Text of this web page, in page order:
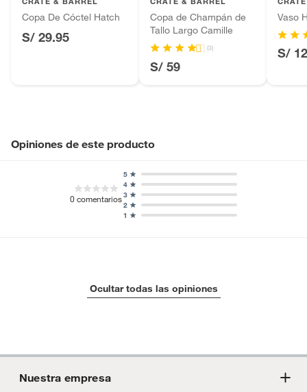
Baterías de auto.
Motocicletas y bicicletas motorizadas.
Licores y cigarros electrónicos.
Copa De Cóctel Hatch
S/ 29.95
Copa de Champán de
Tallo Largo Camille
(3)
S/ 59
Vaso
S/
Opiniones de este producto
0comentarios
1
2
3
4
5
Ocultar todas las opiniones
Nuestra empresa